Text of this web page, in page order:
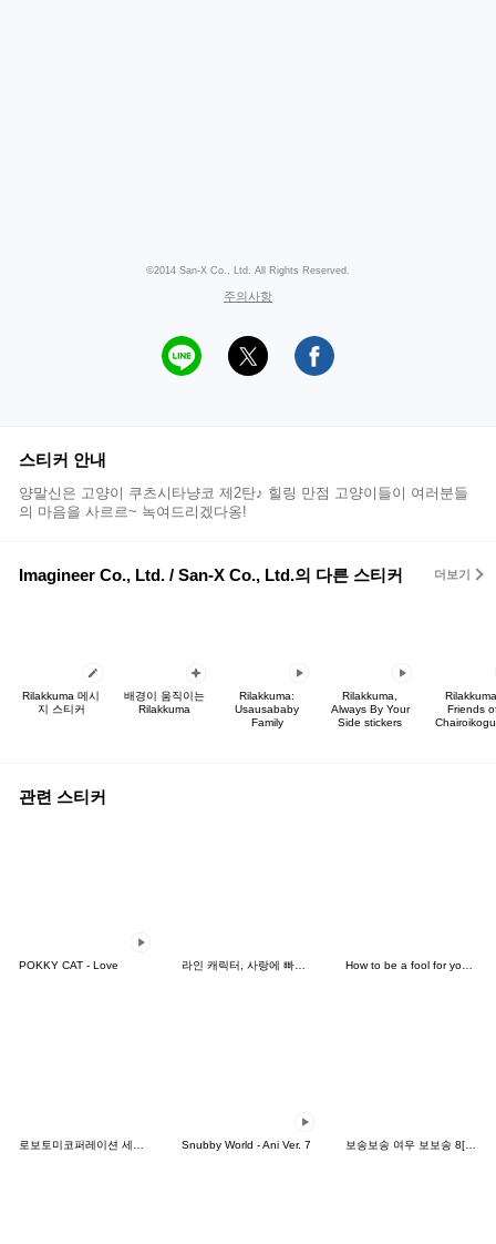
©2014 San-X Co., Ltd. All Rights Reserved.
주의사항
스티커 안내
양말신은 고양이 쿠츠시타냥코 제2탄♪ 힐링 만점 고양이들이 여러분들
의 마음을 사르르~ 녹여드리겠다옹!
Imagineer Co., Ltd. / San-X Co., Ltd.의 다른 스티커 더보기
Rilakkuma 메시
지 스티커
배경이 움직이는
Rilakkuma
Rilakkuma:
Usausababy
Family
Rilakkuma,
Always By Your
Side stickers
Friends
관련 스티커
POKKY CAT - Love 라인 캐릭터, 사랑에 빠지다! How to be a fool for your daughter
Snubby World - Ani Ver. 7 보송보송 여우 보보송 8[JP]